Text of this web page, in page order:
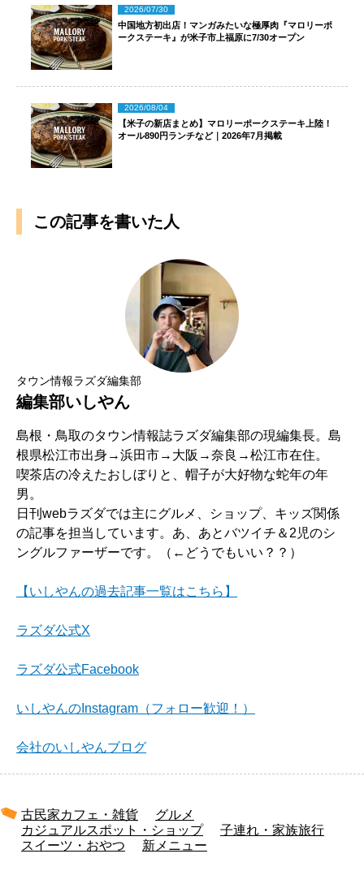
2026/07/30
中国地方初出店！マンガみたいな極厚肉『マロリーポ
ークステーキ』が米子市上福原に7/30オープン
2026/08/04
【米子の新店まとめ】マロリーポークステーキ上陸！
オール890円ランチなど｜2026年7月掲載
この記事を書いた人
タウン情報ラズダ編集部
編集部いしやん
島根・鳥取のタウン情報誌ラズダ編集部の現編集長。島
根県松江市出身→浜田市→大阪→奈良→松江市在住。
喫茶店の冷えたおしぼりと、帽子が大好物な蛇年の年
男。
日刊webラズダでは主にグルメ、ショップ、キッズ関係
の記事を担当しています。あ、あとバツイチ＆2児のシ
ングルファーザーです。（←どうでもいい？？）
【いしやんの過去記事一覧はこちら】
ラズダ公式X
ラズダ公式Facebook
いしやんのInstagram（フォロー歓迎！）
会社のいしやんブログ
古民家カフェ・雑貨
グルメ
カジュアルスポット・ショップ
子連れ・家族旅行
スイーツ・おやつ
新メニュー